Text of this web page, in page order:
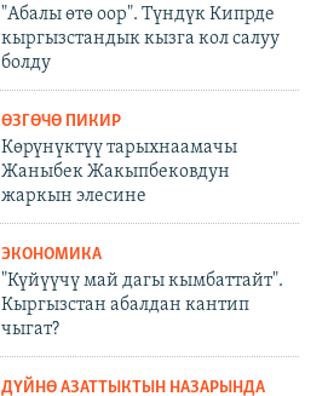
"Абалы өтө оор". Түндүк Кипрде
кыргызстандык кызга кол салуу
болду
ӨЗГӨЧӨ ПИКИР
Көрүнүктүү тарыхнаамачы
Жаныбек Жакыпбековдун
жаркын элесине
ЭКОНОМИКА
"Күйүүчү май дагы кымбаттайт".
Кыргызстан абалдан кантип
чыгат?
ДҮЙНӨ АЗАТТЫКТЫН НАЗАРЫНДА